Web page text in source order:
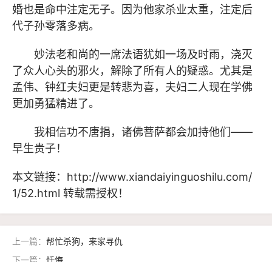
婚也是命中注定无子。因为他家杀业太重，注定后
代子孙零落多病。
妙法老和尚的一席法语犹如一场及时雨，浇灭
了众人心头的邪火，解除了所有人的疑惑。尤其是
孟伟、钟红夫妇更是转悲为喜，夫妇二人现在学佛
更加勇猛精进了。
我相信功不唐捐，诸佛菩萨都会加持他们——
早生贵子！
本文链接： http://www.xiandaiyinguoshilu.com/
1/52.html 转载需授权！
上一篇： 帮忙杀狗，来家寻仇
下一篇： 忏悔